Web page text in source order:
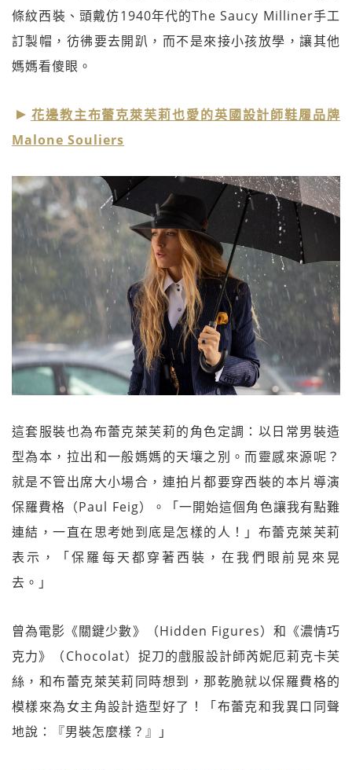
條紋西裝、頭戴仿1940年代的The Saucy Milliner手工
訂製帽，彷彿要去開趴，而不是來接小孩放學，讓其他
媽媽看傻眼。
花邊教主布蕾克萊芙莉也愛的英國設計師鞋履品牌
Malone Souliers
這套服裝也為布蕾克萊芙莉的角色定調：以日常男裝造
型為本，拉出和一般媽媽的天壤之別。而靈感來源呢？
就是不管出席大小場合，連拍片都要穿西裝的本片導演
保羅費格（Paul Feig）。「一開始這個角色讓我有點難
連結，一直在思考她到底是怎樣的人！」布蕾克萊芙莉
表示，「保羅每天都穿著西裝，在我們眼前晃來晃
去。」
曾為電影《關鍵少數》（Hidden Figures）和《濃情巧
克力》（Chocolat）捉刀的戲服設計師芮妮厄莉克卡芙
絲，和布蕾克萊芙莉同時想到，那乾脆就以保羅費格的
模樣來為女主角設計造型好了！「布蕾克和我異口同聲
地說：『男裝怎麼樣？』」